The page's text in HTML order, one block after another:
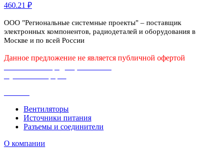
460.21 ₽
ООО "Региональные системные проекты" – поставщик
электронных компонентов, радиодеталей и оборудования в
Москве и по всей России
Данное предложение не является публичной офертой
Вентиляторы
Источники питания
Разъемы и соединители
О компании